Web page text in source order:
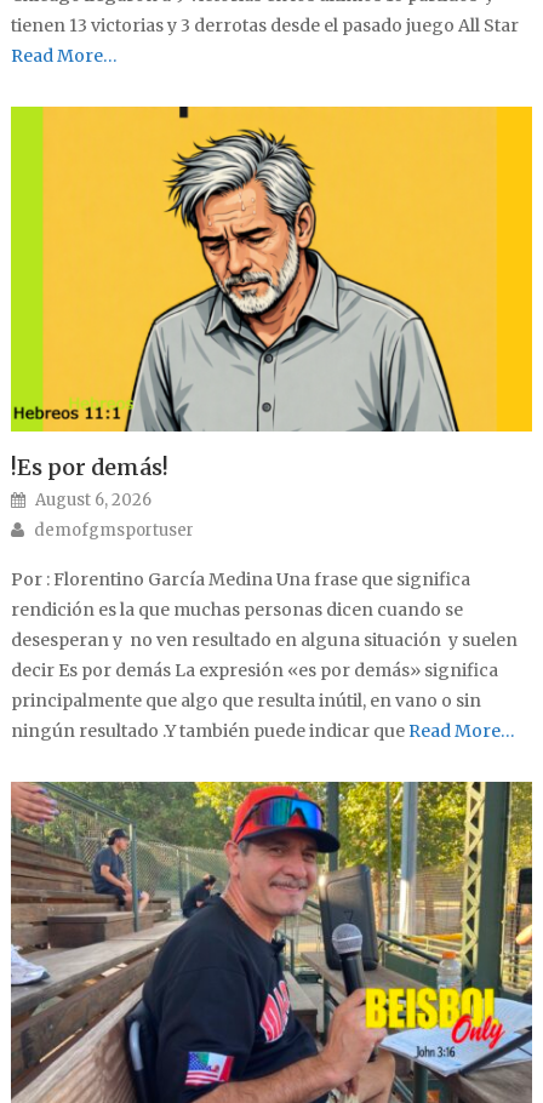
tienen 13 victorias y 3 derrotas desde el pasado juego All Star
Read More…
!Es por demás!
Posted on
August 6, 2026
Author
demofgmsportuser
Por : Florentino García Medina Una frase que significa
rendición es la que muchas personas dicen cuando se
desesperan y no ven resultado en alguna situación y suelen
decir Es por demás La expresión «es por demás» significa
principalmente que algo que resulta inútil, en vano o sin
ningún resultado .Y también puede indicar queRead More…